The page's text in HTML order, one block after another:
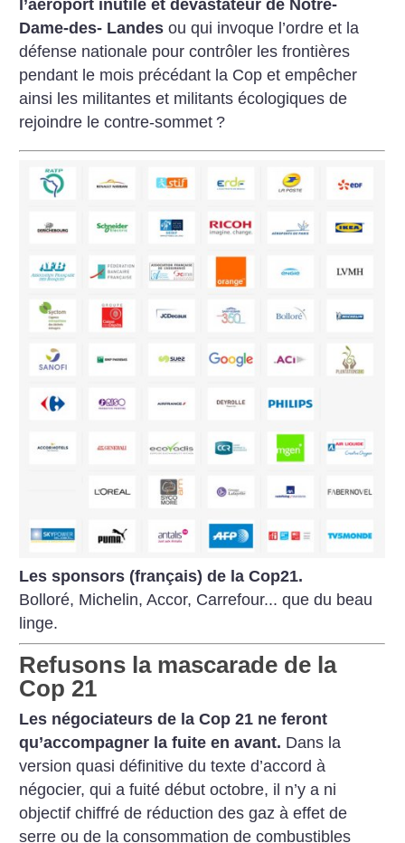
l’aéroport inutile et dévastateur de Notre-
Dame-des- Landes ou qui invoque l’ordre et la
défense nationale pour contrôler les frontières
pendant le mois précédant la Cop et empêcher
ainsi les militantes et militants écologiques de
rejoindre le contre-sommet ?
Les sponsors (français) de la Cop21.
Bolloré, Michelin, Accor, Carrefour... que du beau
linge.
Refusons la mascarade de la
Cop 21
Les négociateurs de la Cop 21 ne feront
qu’accompagner la fuite en avant. Dans la
version quasi définitive du texte d’accord à
négocier, qui a fuité début octobre, il n’y a ni
objectif chiffré de réduction des gaz à effet de
serre ou de la consommation de combustibles